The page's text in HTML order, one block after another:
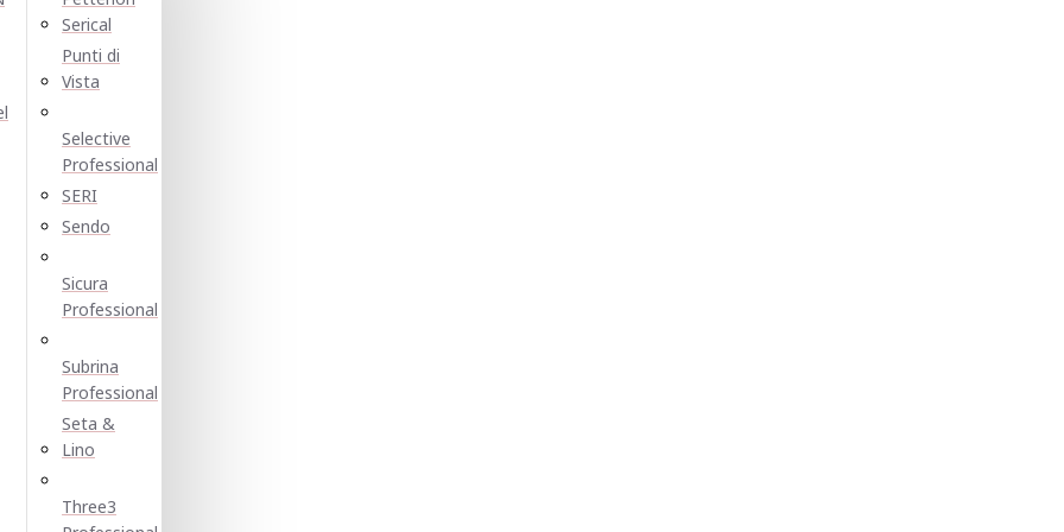
Serical
Punti di
Vista
Selective
Professional
SERI
Sendo
Sicura
Professional
Subrina
Professional
Seta &
Lino
Three3